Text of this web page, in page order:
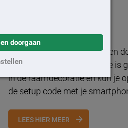
doorgaan
Raamdecoratie aangedreven
te bedienen. Voor installatie is
in de raamdecoratie en kun je
de setup code met je
LEES HIER MEER